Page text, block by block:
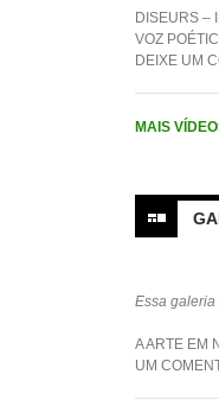
c
e
b
o
o
i
t
t
e
r
I
DISEURS –
VOZ
DEIXE UM
MAIS
Essa galeria
A ARTE EM
UM